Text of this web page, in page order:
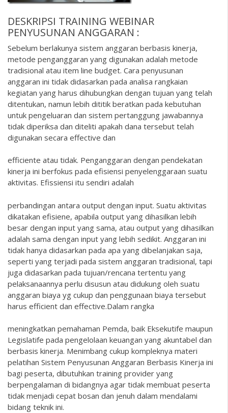
DESKRIPSI TRAINING WEBINAR
PENYUSUNAN ANGGARAN :
Sebelum berlakunya sistem anggaran berbasis kinerja,
metode penganggaran yang digunakan adalah metode
tradisional atau item line budget. Cara penyusunan
anggaran ini tidak didasarkan pada analisa rangkaian
kegiatan yang harus dihubungkan dengan tujuan yang telah
ditentukan, namun lebih dititik beratkan pada kebutuhan
untuk pengeluaran dan sistem pertanggung jawabannya
tidak diperiksa dan diteliti apakah dana tersebut telah
digunakan secara effective dan
efficiente atau tidak. Penganggaran dengan pendekatan
kinerja ini berfokus pada efisiensi penyelenggaraan suatu
aktivitas. Efissiensi itu sendiri adalah
perbandingan antara output dengan input. Suatu aktivitas
dikatakan efisiene, apabila output yang dihasilkan lebih
besar dengan input yang sama, atau output yang dihasilkan
adalah sama dengan input yang lebih sedikit. Anggaran ini
tidak hanya didasarkan pada apa yang dibelanjakan saja,
seperti yang terjadi pada sistem anggaran tradisional, tapi
juga didasarkan pada tujuan/rencana tertentu yang
pelaksanaannya perlu disusun atau didukung oleh suatu
anggaran biaya yg cukup dan penggunaan biaya tersebut
harus efficient dan effective.Dalam rangka
meningkatkan pemahaman Pemda, baik Eksekutife maupun
Legislatife pada pengelolaan keuangan yang akuntabel dan
berbasis kinerja. Menimbang cukup kompleknya materi
pelatihan Sistem Penyusunan Anggaran Berbasis Kinerja ini
bagi peserta, dibutuhkan training provider yang
berpengalaman di bidangnya agar tidak membuat peserta
tidak menjadi cepat bosan dan jenuh dalam mendalami
bidang teknik ini.